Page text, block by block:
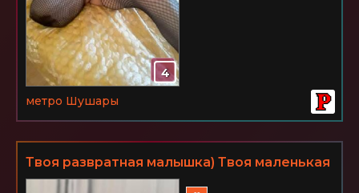
4
метро Шушары
Твоя развратная малышка) Твоя маленькая
мечта и самая сокровенная фантазия!